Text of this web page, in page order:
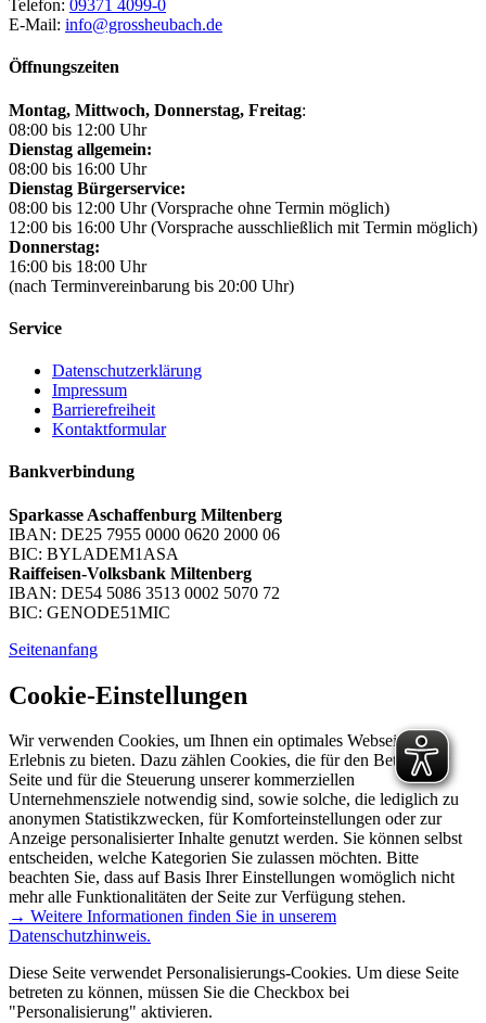
Telefon: 09371 4099-0
E-Mail: info@grossheubach.de
Öffnungszeiten
Montag, Mittwoch, Donnerstag, Freitag:
08:00 bis 12:00 Uhr
Dienstag allgemein:
08:00 bis 16:00 Uhr
Dienstag Bürgerservice:
08:00 bis 12:00 Uhr (Vorsprache ohne Termin möglich)
12:00 bis 16:00 Uhr (Vorsprache ausschließlich mit Termin möglich)
Donnerstag:
16:00 bis 18:00 Uhr
(nach Terminvereinbarung bis 20:00 Uhr)
Service
Datenschutzerklärung
Impressum
Barrierefreiheit
Kontaktformular
Bankverbindung
Sparkasse Aschaffenburg Miltenberg
IBAN: DE25 7955 0000 0620 2000 06
BIC: BYLADEM1ASA
Raiffeisen-Volksbank Miltenberg
IBAN: DE54 5086 3513 0002 5070 72
BIC: GENODE51MIC
Seitenanfang
Cookie-Einstellungen
Wir verwenden Cookies, um Ihnen ein optimales Webseiten-
Erlebnis zu bieten. Dazu zählen Cookies, die für den Betrieb der
Seite und für die Steuerung unserer kommerziellen
Unternehmensziele notwendig sind, sowie solche, die lediglich zu
anonymen Statistikzwecken, für Komforteinstellungen oder zur
Anzeige personalisierter Inhalte genutzt werden. Sie können selbst
entscheiden, welche Kategorien Sie zulassen möchten. Bitte
beachten Sie, dass auf Basis Ihrer Einstellungen womöglich nicht
mehr alle Funktionalitäten der Seite zur Verfügung stehen.
→ Weitere Informationen finden Sie in unserem
Datenschutzhinweis.
Diese Seite verwendet Personalisierungs-Cookies. Um diese Seite
betreten zu können, müssen Sie die Checkbox bei
"Personalisierung" aktivieren.